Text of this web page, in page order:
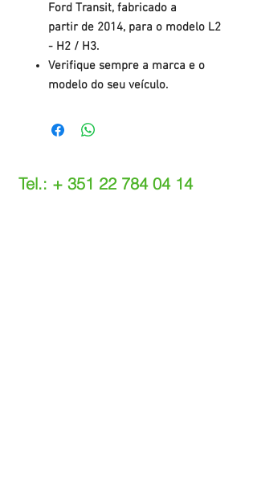
Ford Transit, fabricado a
partir de 2014, para o modelo L2
- H2 / H3.
Verifique sempre a marca e o
modelo do seu veículo.
Tel.: + 351 22 784 04 14